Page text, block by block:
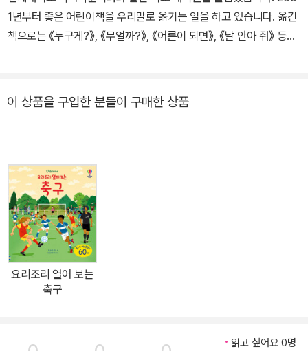
여러 나라에서 번역·출간되고 있습니다. 이번 『오밀조밀 마을 사전』
은 작가 특유의 세밀한 관찰력과 따뜻한 시선이 살아 있는 작품으로,
1년부터 좋은 어린이책을 우리말로 옮기는 일을 하고 있습니다. 옮긴
책으로는 《누구게?》, 《무얼까?》, 《어른이 되면》, 《날 안아 줘》 등이
이 상품을 구입한 분들이 구매한 상품
요리조리 열어 보는
축구
읽고 싶어요 0명